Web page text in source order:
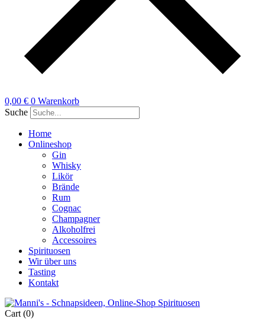
0,00 € 0 Warenkorb
Suche
Home
Onlineshop
Gin
Whisky
Likör
Brände
Rum
Cognac
Champagner
Alkoholfrei
Accessoires
Spirituosen
Wir über uns
Tasting
Kontakt
Cart (0)